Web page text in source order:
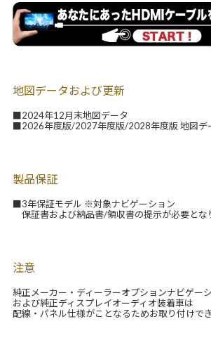
地図データおよび更新
■2024年12月末地図データ
■2026年度版/2027年度版/2028年度版 地図デ
製品保証
■3年保証モデル ※対象ナビゲーション
保証書および納品書/領収書の提示が必要とな
注意
純正メーカー・ディーラーオプションナビゲー
および純正ディスプレイオーディオ装着車は
配線・パネル仕様がことなるためお取り付けでき